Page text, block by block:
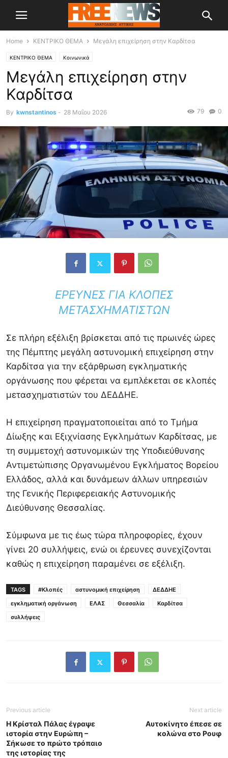
Home ΚΕΝΤΡΙΚΟ ΘΕΜΑ Μεγάλη επιχείρηση στην Καρδίτσα
ΚΕΝΤΡΙΚΟ ΘΕΜΑ Κοινωνικά
Μεγάλη επιχείρηση στην
Καρδίτσα
By kwnstantinos - 28 Μαΐου 2026 0
79
ΈΡΕΥΝΕΣ ΓΙΑ ΚΛΟΠΈΣ
ΜΕΤΑΣΧΗΜΑΤΙΣΤΏΝ
Σε πλήρη εξέλιξη βρίσκεται από τις πρωινές ώρες
της Πέμπτης μεγάλη αστυνομική επιχείρηση στην
Καρδίτσα για την εξάρθρωση εγκληματικής
οργάνωσης που φέρεται να εμπλέκεται σε κλοπές
μετασχηματιστών του ΔΕΔΔΗΕ.
Η επιχείρηση πραγματοποιείται από το Τμήμα
Δίωξης και Εξιχνίασης Εγκλημάτων Καρδίτσας, με
τη συμμετοχή αστυνομικών της Υποδιεύθυνσης
Αντιμετώπισης Οργανωμένου Εγκλήματος Βορείου
Ελλάδος, αλλά και δυνάμεων άλλων υπηρεσιών
της Γενικής Περιφερειακής Αστυνομικής
Διεύθυνσης Θεσσαλίας.
Σύμφωνα με τις έως τώρα πληροφορίες, έχουν
γίνει 20 συλλήψεις, ενώ οι έρευνες συνεχίζονται
καθώς η επιχείρηση παραμένει σε εξέλιξη.
TAGS #Κλοπές αστυνομική επιχείρηση
ΔΕΔΔΗΕ
εγκληματική οργάνωση
ΕΛΑΣ Θεσσαλία
Καρδίτσα
συλλήψεις
Previous article
Η Κρίσταλ Πάλας έγραψε
ιστορία στην Ευρώπη –
Σήκωσε το πρώτο τρόπαιο
της ιστορίας της
Next article
Αυτοκίνητο έπεσε σε
κολώνα στο Ρουφ